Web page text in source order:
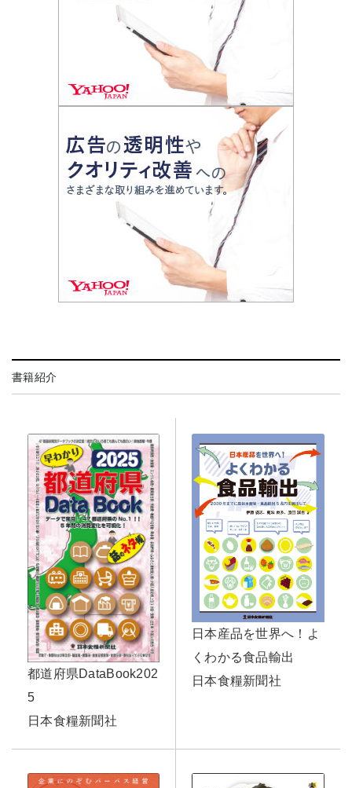
書籍紹介
都道府県DataBook202
5
日本食糧新聞社
日本産品を世界へ！よ
くわかる食品輸出
日本食糧新聞社